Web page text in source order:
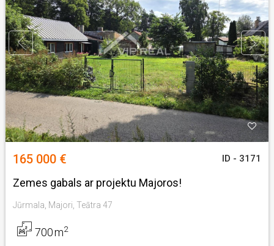
165 000 € ID - 3171
Zemes gabals ar projektu Majoros!
Jūrmala, Majori, Teātra 47
700m2